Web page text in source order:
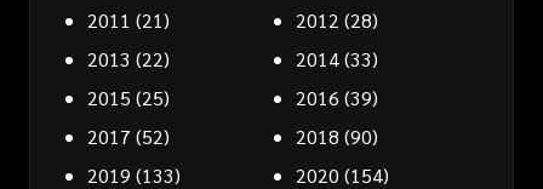
2011 (21) 2012 (28)
2013 (22) 2014(33)
2015 (25) 2016 (39)
2017 (52) 2018 (90)
2019 (133) 2020 (154)